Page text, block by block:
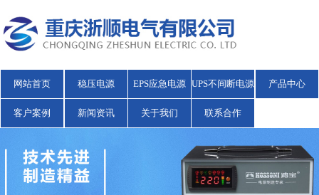
网站首页 稳压电源 EPS应急电源 UPS不间断电源 产品中心
客户案例 新闻资讯 关于我们 联系合作